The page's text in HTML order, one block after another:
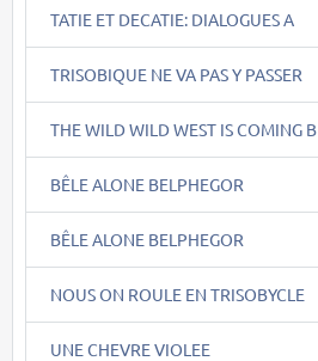
TATIE ET DECATIE: DIALOGUES A
TRISOBIQUE NE VA PAS Y PASSER
THE WILD WILD WEST IS COMING B
BÊLE ALONE BELPHEGOR
BÊLE ALONE BELPHEGOR
NOUS ON ROULE EN TRISOBYCLE
UNE CHEVRE VIOLEE